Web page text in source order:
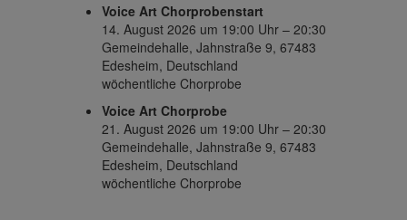
Voice Art Chorprobenstart
14. August 2026 um 19:00 Uhr – 20:30
Gemeindehalle, Jahnstraße 9, 67483
Edesheim, Deutschland
wöchentliche Chorprobe
Voice Art Chorprobe
21. August 2026 um 19:00 Uhr – 20:30
Gemeindehalle, Jahnstraße 9, 67483
Edesheim, Deutschland
wöchentliche Chorprobe